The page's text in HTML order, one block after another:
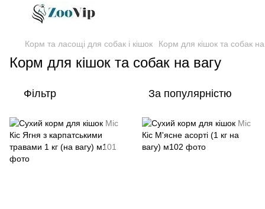
Корм та ласощі для собак і кішок Корм для кішок та собак на
Корм для кішок та собак на вагу
Фільтр За популярністю